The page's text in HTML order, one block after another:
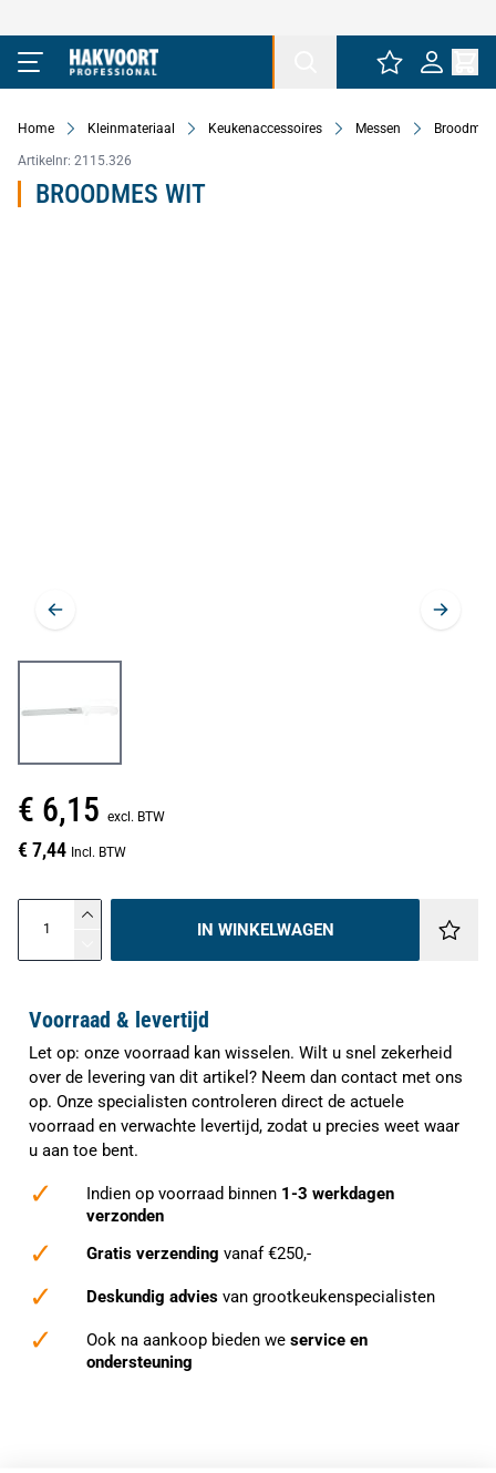
Ga naar de inhoud
Home Kleinmateriaal Keukenaccessoires Messen
Artikelnr: 2115.326
BROODMES WIT
€ 6,15 excl. BTW
€ 7,44 Incl. BTW
IN WINKELWAGEN
Voorraad & levertijd
Let op: onze voorraad kan wisselen. Wilt u snel zekerheid
over de levering van dit artikel? Neem dan contact met ons
op. Onze specialisten controleren direct de actuele
voorraad en verwachte levertijd, zodat u precies weet waar
u aan toe bent.
✓ Indien op voorraad binnen 1-3 werkdagen
verzonden
✓ Gratis verzending vanaf €250,-
✓ Deskundig advies van grootkeukenspecialisten
✓ Ook na aankoop bieden we service en
ondersteuning